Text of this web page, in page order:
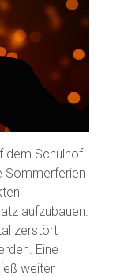
dem Schulhof
Sommerferien
aufzubauen.
zerstört
Eine
weiter